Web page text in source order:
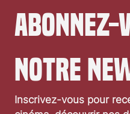
Abonnez-
notre